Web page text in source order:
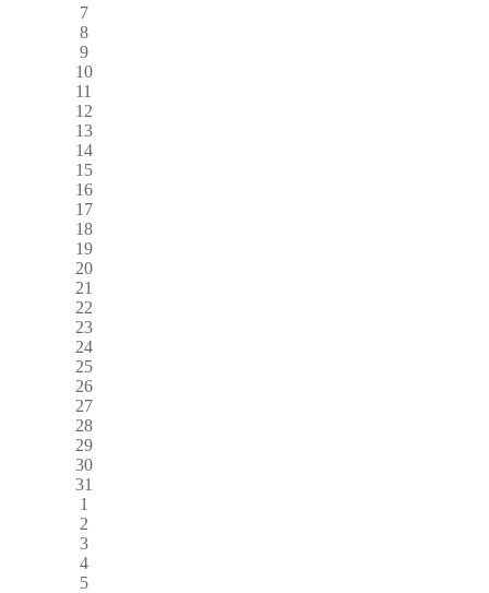
7
8
9
10
11
12
13
14
15
16
17
18
19
20
21
22
23
24
25
26
27
28
29
30
31
1
2
3
4
5